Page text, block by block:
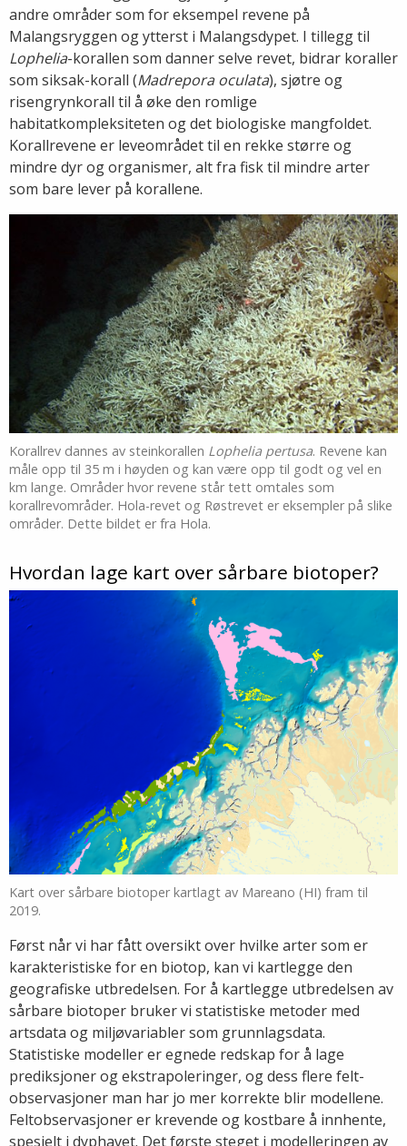
andre områder som for eksempel revene på
Malangsryggen og ytterst i Malangsdypet. I tillegg til
Lophelia-korallen som danner selve revet, bidrar koraller
som siksak-korall (Madrepora oculata), sjøtre og
risengrynkorall til å øke den romlige
habitatkompleksiteten og det biologiske mangfoldet.
Korallrevene er leveområdet til en rekke større og
mindre dyr og organismer, alt fra fisk til mindre arter
som bare lever på korallene.
Korallrev dannes av steinkorallen Lophelia pertusa. Revene kan
måle opp til 35 m i høyden og kan være opp til godt og vel en
km lange. Områder hvor revene står tett omtales som
korallrevområder. Hola-revet og Røstrevet er eksempler på slike
områder. Dette bildet er fra Hola.
Hvordan lage kart over sårbare biotoper?
Kart over sårbare biotoper kartlagt av Mareano (HI) fram til
2019.
Først når vi har fått oversikt over hvilke arter som er
karakteristiske for en biotop, kan vi kartlegge den
geografiske utbredelsen. For å kartlegge utbredelsen av
sårbare biotoper bruker vi statistiske metoder med
artsdata og miljøvariabler som grunnlagsdata.
Statistiske modeller er egnede redskap for å lage
prediksjoner og ekstrapoleringer, og dess flere felt-
observasjoner man har jo mer korrekte blir modellene.
Feltobservasjoner er krevende og kostbare å innhente,
spesielt i dyphavet. Det første steget i modelleringen av